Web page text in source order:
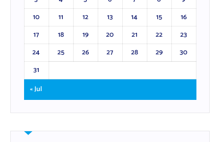
10
11 12 13 14 15
16
17
18 19 20 21 22
23
24
25 26 27 28 29
30
31
« Jul